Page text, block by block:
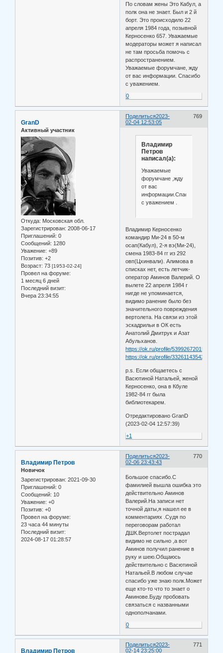
По словам жены Это Кабул, а
полк она не знает. Был и 2 й
борт. Это происходило 22
апреля 1984 года, позывной
Керносенко 657. Уважаемые
модераторы может я написал
не там просьба помочь с
распространением.
Уважаемые форумчане, жду
от вас информации. Спасибо
с уважением.
0
Поделиться 769
2023-
02-04 12:53:05
GranD
Активный участник
Откуда: Московская обл.
Зарегистрирован: 2008-06-17
Приглашений: 0
Сообщений: 1280
Уважение: +89
Позитив: +2
Возраст: 73 [1953-02-24]
Провел на форуме:
1 месяц 6 дней
Последний визит:
Вчера 23:34:55
Владимир
Петров
написал(а):
Уважаемые
форумчане ,жду
от вас
информации.Спасибо
с уважением .
Владимир Керносенко
командир Ми-24 в 50-м
осап(Кабул), 2-я вэ(Ми-24),
смена 1983-84 гг из 292
овп(Цхинвали). Алимова в
списках нет, есть летчик-
оператор Аминов Валерий. О
вылете 22 апреля 1984 г
нигде не упоминается,
видимо ранение было без
значительного повреждения
вертолета. На связи из этой
эскадрильи в ОК есть
Анатолий Дмитрук и Азат
Абульханов.
https://ok.ru/profile/539926720159
https://ok.ru/profile/332611435426
p.s. Если общаетесь с
Васютиной Натальей, женой
Керносенко, она в Кбуле
1982-84 гг была
библиотекарем.
Отредактировано GranD
(2023-02-04 12:57:39)
+1
Поделиться 770
2023-
02-06 23:43:43
Владимир Петров
Новичок
Зарегистрирован: 2021-09-30
Приглашений: 0
Сообщений: 10
Уважение: +0
Позитив: +0
Провел на форуме:
23 часа 44 минуты
Последний визит:
2024-08-17 01:28:57
Большое спасибо.С
фамилией вышла ошибка это
действительно Аминов
Валерий.На записи нет
точной даты,я нашел ее в
комментариях .Судя по
переговорам работал
ДШК.Вертолет пострадал
видимо не сильно ,а вот
Аминов получил ранение в
руку и шею.Общаюсь
действительно с Васютиной
Натальей.В любом случае
спасибо уже знаю полк.Может
еще кто-то что то знает о
Аминове.Буду пробовать
связаться с названными
однополчанами.
0
Поделиться 771
2023-
02-14 23:25:00
Владимир Петров